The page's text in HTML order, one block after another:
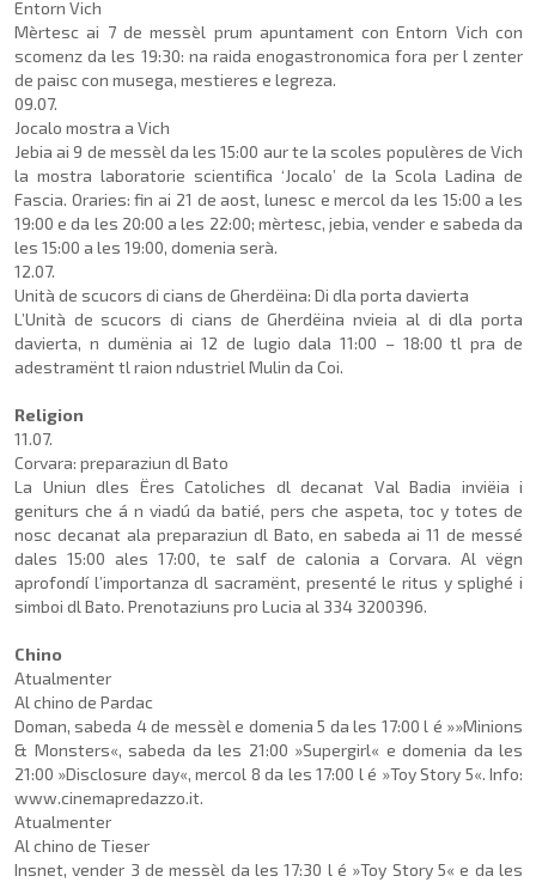
Entorn Vich
Mèrtesc ai 7 de messèl prum apuntament con Entorn Vich con
scomenz da les 19:30: na raida enogastronomica fora per l zenter
de paisc con mu­sega, mestieres e legreza.
09.07.
Jocalo mostra a Vich
Jebia ai 9 de messèl da les 15:00 aur te la scoles populères de Vich
la mostra laboratorie scientifica ‘Jocalo’ de la Scola Ladina de
Fascia. Oraries: fin ai 21 de aost, lunesc e mercol da les 15:00 a les
19:00 e da les 20:00 a les 22:00; mèrtesc, jebia, vender e sabeda da
les 15:00 a les 19:00, do­menia serà.
12.07.
Unità de scucors di cians de Gherdëina: Di dla porta davierta
L’Unità de scucors di cians de Gherdëina nvieia al di dla porta
davierta, n dumënia ai 12 de lugio dala 11:00 – 18:00 tl pra de
adestramënt tl raion ndustriel Mulin da Coi.
Religion
11.07.
Corvara: preparaziun dl Bato
La Uniun dles Ëres Catoliches dl decanat Val Badia inviëia i
geniturs che á n viadú da batié, pers che aspeta, toc y totes de
nosc decanat ala preparaziun dl Bato, en sabeda ai 11 de messé
dales 15:00 ales 17:00, te salf de calonia a Corvara. Al vëgn
aprofondí l’importanza dl sacramënt, presenté le ritus y splighé i
simboi dl Bato. Prenotaziuns pro Lucia al 334 3200396.
Chino
Atualmenter
Al chino de Pardac
Doman, sabeda 4 de messèl e domenia 5 da les 17:00 l é »»Minions
& Monsters«, sa­beda da les 21:00 »Supergirl« e domenia da les
21:00 »Di­sclosure day«, mercol 8 da les 17:00 l é »Toy Story 5«. Info:
www.cinemapredazzo.it.
Atualmenter
Al chino de Tieser
Insnet, vender 3 de messèl da les 17:30 l é »Toy Story 5« e da les